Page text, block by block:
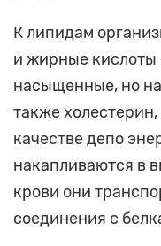
К липидам
и жирные
насыщенные, но
также
качестве депо
накапливаются в
крови они
соединения с